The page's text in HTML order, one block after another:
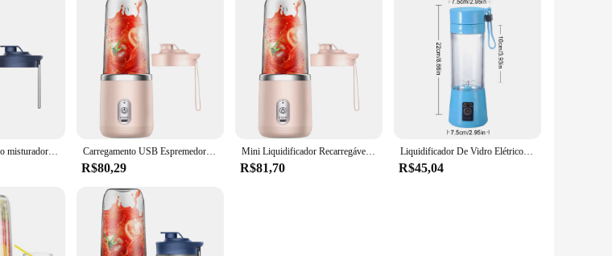
Mini copo portátil do misturador do suco, espremedor elétrico, misturador sem fio do batido, USB recarregável, automático, pequeno, 400ml, 40W Carregamento USB Espremedor Elétrico, Liquidificador de Frutas, Portátil, Juicer De Frutas, Automático, Laranja, Misturador De Suco Fresco, Liquidificador Smoothie, 400ml
R$80,29
Mini Liquidificador Recarregável Portátil USB, 40W Fruit Shakes, Misturador Juicer, Espremedor Elétrico Pequeno Automático, 400ml
R$81,70
Liquidificador De Vidro Elétrico Portátil, 400ml, Copo Espremedor Portátil, Smoothie, Espremedor De Limão, USB Recarregável, Automático, Espremedor De Frutas Frescas
R$45,04